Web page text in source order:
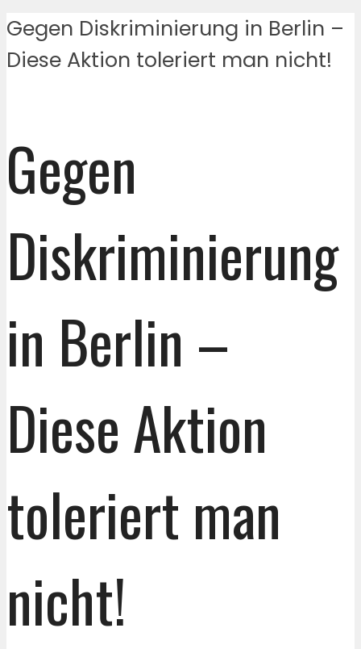
Gegen Diskriminierung in Berlin –
Diese Aktion toleriert man nicht!
Gegen
Diskriminierung
in Berlin –
Diese Aktion
toleriert man
nicht!